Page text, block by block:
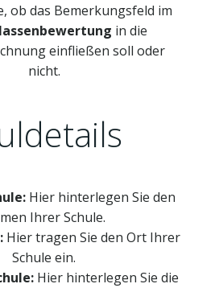
ob das Bemerkungsfeld im
in die
einfließen soll oder
nicht.
Hier hinterlegen Sie den
Ihrer Schule.
Hier tragen Sie den Ort Ihrer
Schule ein.
Hier hinterlegen Sie die